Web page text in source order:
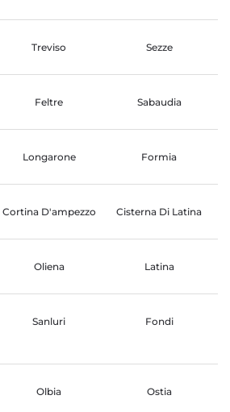
Treviso Sezze
Feltre Sabaudia
Longarone Formia
Cortina D'ampezzo Cisterna Di Latina
Oliena Latina
Sanluri Fondi
Olbia Ostia